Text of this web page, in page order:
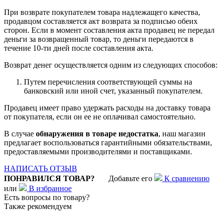
При возврате покупателем товара надлежащего качества,
продавцом составляется акт возврата за подписью обеих
сторон. Если в момент составления акта продавец не передал
деньги за возвращенный товар, то деньги передаются в
течение 10-ти дней после составления акта.
Возврат денег осуществляется одним из следующих способов:
Путем перечисления соответствующей суммы на
банковский или иной счет, указанный покупателем.
Продавец имеет право удержать расходы на доставку товара
от покупателя, если он ее не оплачивал самостоятельно.
В случае обнаружения в товаре недостатка, наш магазин
предлагает воспользоваться гарантийными обязательствами,
предоставляемыми производителями и поставщиками.
НАПИСАТЬ ОТЗЫВ
ПОНРАВИЛСЯ ТОВАР? Добавьте его
К сравнению
или
В избранное
Есть вопросы по товару?
Также рекомендуем